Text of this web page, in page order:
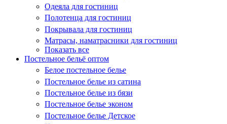
Одеяла для гостиниц
Полотенца для гостиниц
Покрывала для гостиниц
Матрасы, наматрасники для гостиниц
Показать все
Постельное бельё оптом
Белое постельное белье
Постельное белье из сатина
Постельное белье из бязи
Постельное белье эконом
Постельное белье Детское